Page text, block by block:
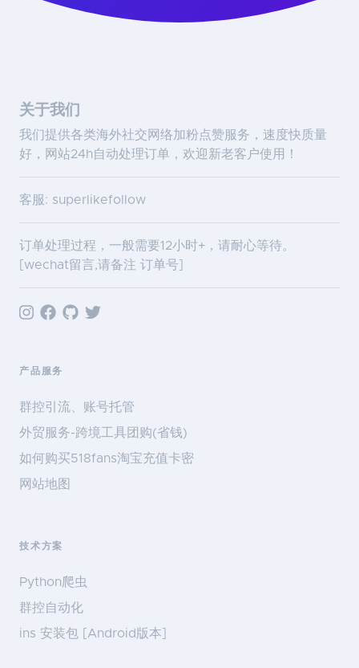
关于我们
我们提供各类海外社交网络加粉点赞服务，速度快质量
好，网站24h自动处理订单，欢迎新老客户使用！
客服: superlikefollow
订单处理过程，一般需要12小时+，请耐心等待。
[wechat留言,请备注 订单号]
产品服务
群控引流、账号托管
外贸服务-跨境工具团购(省钱)
如何购买518fans淘宝充值卡密
网站地图
技术方案
Python爬虫
群控自动化
ins 安装包 [Android版本]